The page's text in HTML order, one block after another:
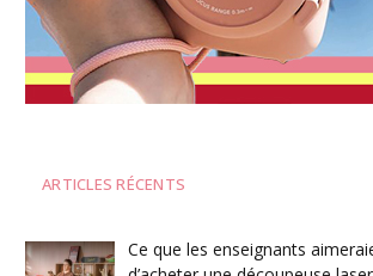
ARTICLES RÉCENTS
Ce que les enseignants